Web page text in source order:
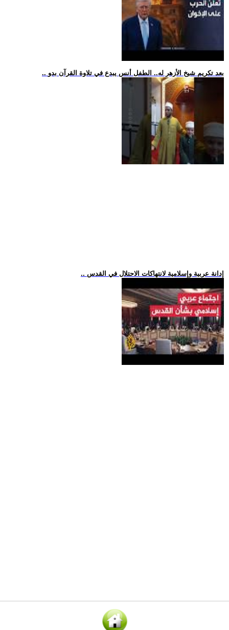
.. بعد تكريم شيخ الأزهر له.. الطفل أنس يبدع في تلاوة القرآن بدو
.. إدانة عربية وإسلامية لانتهاكات الاحتلال في القدس